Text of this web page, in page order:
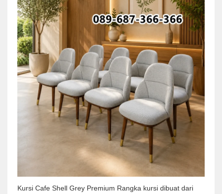
Kursi Cafe Shell Grey Premium Rangka kursi dibuat dari